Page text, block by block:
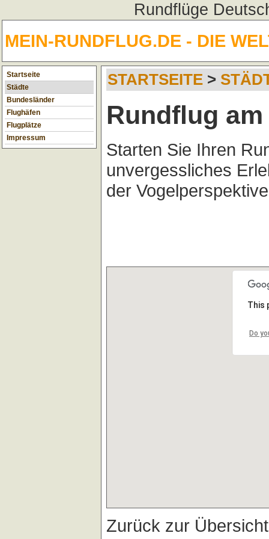
Rundflüge
MEIN-RUNDFLUG.DE - DIE
Startseite
Städte
Bundesländer
Flughäfen
Flugplätze
Impressum
STARTSEITE >
Rundflug
Starten Sie Ihren
unvergessliches
der
This
Do
Zurück zur